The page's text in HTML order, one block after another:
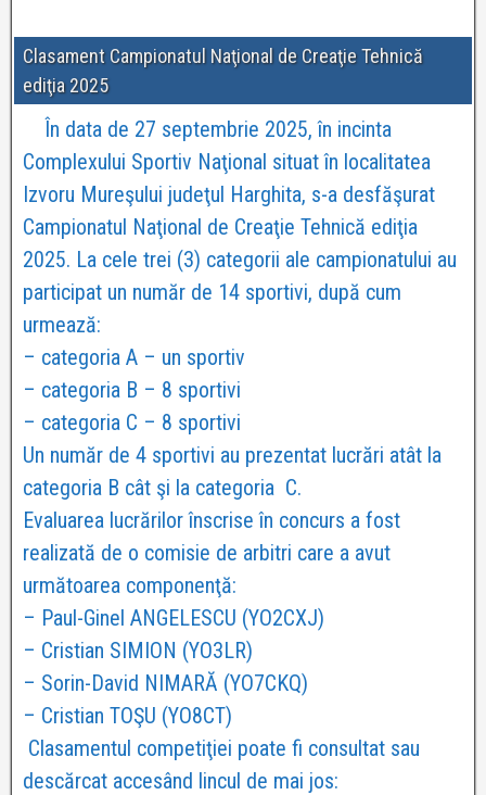
Clasament Campionatul Naţional de Creaţie Tehnică
ediţia 2025
În data de 27 septembrie 2025, în incinta
Complexului Sportiv Naţional situat în localitatea
Izvoru Mureşului judeţul Harghita, s-a desfăşurat
Campionatul Naţional de Creaţie Tehnică ediţia
2025. La cele trei (3) categorii ale campionatului au
participat un număr de 14 sportivi, după cum
urmează:
– categoria A – un sportiv
– categoria B – 8 sportivi
– categoria C – 8 sportivi
Un număr de 4 sportivi au prezentat lucrări atât la
categoria B cât şi la categoria C.
Evaluarea lucrărilor înscrise în concurs a fost
realizată de o comisie de arbitri care a avut
următoarea componenţă:
– Paul-Ginel ANGELESCU (YO2CXJ)
– Cristian SIMION (YO3LR)
– Sorin-David NIMARĂ (YO7CKQ)
– Cristian TOŞU (YO8CT)
Clasamentul competiţiei poate fi consultat sau
descărcat accesând lincul de mai jos: